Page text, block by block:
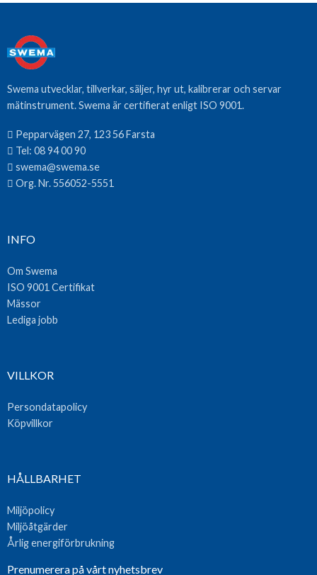
Swema utvecklar, tillverkar, säljer, hyr ut, kalibrerar och servar
mätinstrument. Swema är certifierat enligt ISO 9001.
Pepparvägen 27, 123 56 Farsta
Tel: 08 94 00 90
swema@swema.se
Org. Nr. 556052-5551
INFO
Om Swema
ISO 9001 Certifikat
Mässor
Lediga jobb
VILLKOR
Persondatapolicy
Köpvillkor
HÅLLBARHET
Miljöpolicy
Miljöåtgärder
Årlig energiförbrukning
Prenumerera på vårt nyhetsbrev